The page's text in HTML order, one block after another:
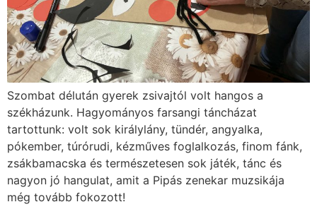
Szombat délután gyerek zsivajtól volt hangos a
székházunk. Hagyományos farsangi táncházat
tartottunk: volt sok királylány, tündér, angyalka,
pókember, túrórudi, kézműves foglalkozás, finom fánk,
zsákbamacska és természetesen sok játék, tánc és
nagyon jó hangulat, amit a Pipás zenekar muzsikája
még tovább fokozott!